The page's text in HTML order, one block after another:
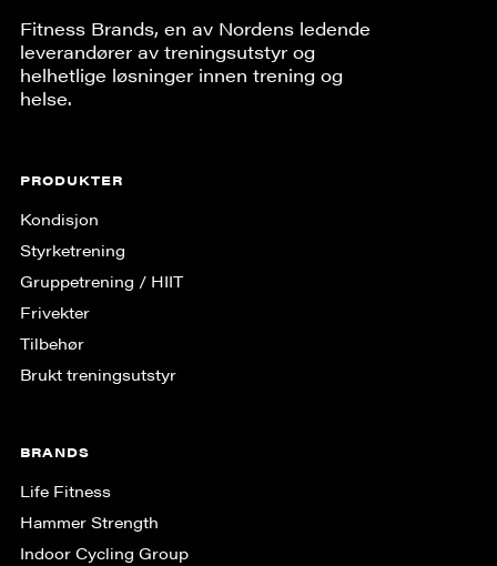
Fitness Brands, en av Nordens ledende
leverandører av treningsutstyr og
helhetlige løsninger innen trening og
helse.
PRODUKTER
Kondisjon
Styrketrening
Gruppe­trening / HIIT
Frivekter
Tilbehør
Brukt treningsutstyr
BRANDS
Life Fitness
Hammer Strength
Indoor Cycling Group